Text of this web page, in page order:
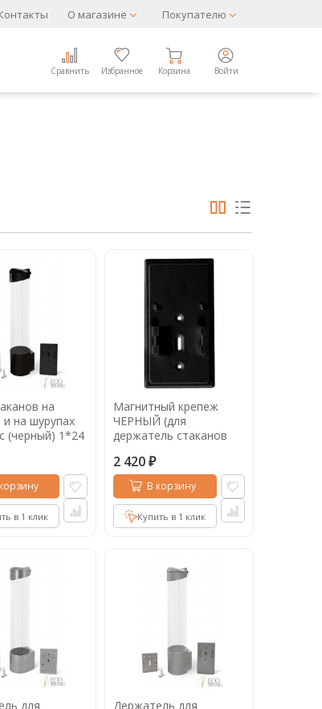
О магазине Покупателю
Сравнить Избранное Корзина Войти
на
и на шурупах
(черный) 1*24
в 1 клик
Магнитный крепеж
ЧЕРНЫЙ (для
держатель стаканов
2 420 ₽
В корзину
Купить в 1 клик
для
Держатель для